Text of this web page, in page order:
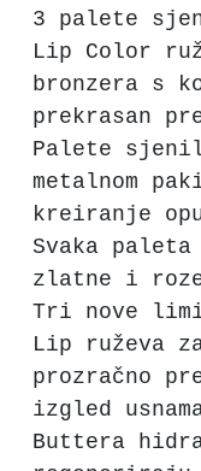
3 palete
Lip Color
bronzera s
prekrasan
Palete
metalnom
kreiranje
Svaka
zlatne i roze
Tri nove
Lip ruževa
prozračno
izgled
Buttera